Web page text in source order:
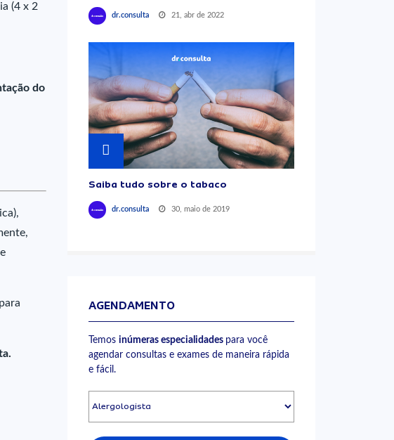
(4 x 2
do
dr.consulta 21, abr de 2022
Saiba tudo sobre o tabaco
dr.consulta 30, maio de 2019
AGENDAMENTO
Temos inúmeras especialidades para você
agendar consultas e exames de maneira rápida
e fácil.